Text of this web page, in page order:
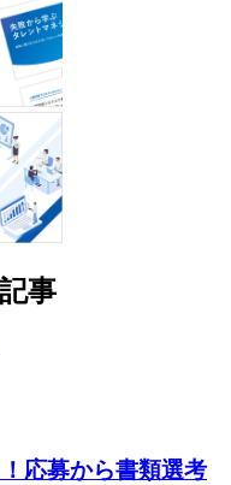
事
応募から書類選考